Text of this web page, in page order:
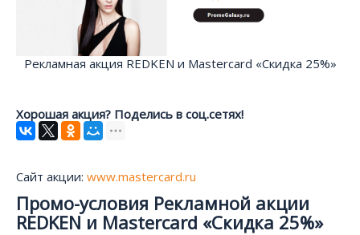
Рекламная акция REDKEN и Mastercard «Скидка 25%»
Хорошая акция? Поделись в соц.сетях!
Сайт акции: www.mastercard.ru
Промо-условия Рекламной акции
REDKEN и Mastercard «Скидка 25%»